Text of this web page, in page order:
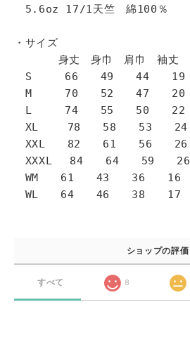
5.6oz 17/1天竺 綿100％
・サイズ
身丈 身巾 肩巾 袖丈
S 66 49 44 19
M 70 52 47 20
L 74 55 50 22
XL 78 58 53 24
XXL 82 61 56 26
XXXL 84 64 59 26
WM 61 43 36 16
WL 64 46 38 17
ショップの評価
すべて 8